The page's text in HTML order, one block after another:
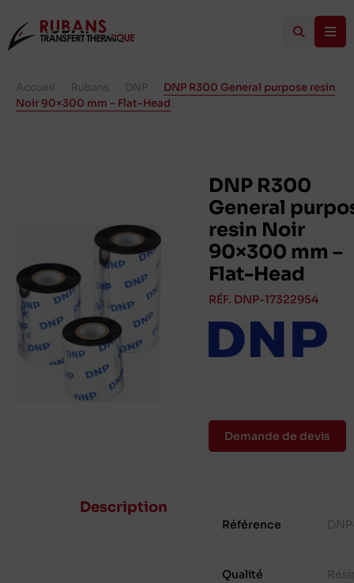
Accueil Rubans DNP
DNP R300 General purpose resin
Noir 90×300 mm – Flat-Head
DNP R300
General
resin Noir
90×300 mm –
Flat-Head
RÉF. DNP-17322954
Demande de devis
Description
Référence
Qualité